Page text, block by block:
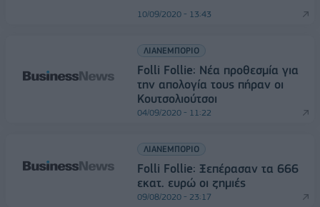
10/09/2020 - 13:43
ΛΙΑΝΕΜΠΟΡΙΟ
Folli Follie: Νέα προθεσμία για
την απολογία τους πήραν οι
Κουτσολιούτσοι
04/09/2020 - 11:22
ΛΙΑΝΕΜΠΟΡΙΟ
Folli Follie: Ξεπέρασαν τα 666
εκατ. ευρώ οι ζημιές
09/08/2020 - 23:17